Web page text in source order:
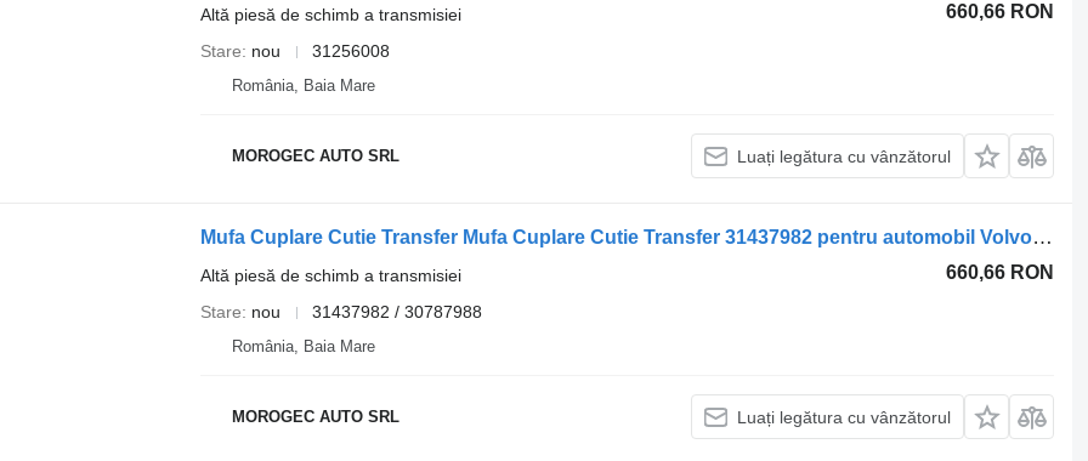
660,66 RON
Altă piesă de schimb a transmisiei
Stare
nou 31256008
România, Baia Mare
MOROGEC AUTO SRL Luați legătura cu vânzătorul
Mufa Cuplare Cutie Transfer Mufa Cuplare Cutie Transfer 31437982 pentru automobil Volvo XC 90
660,66 RON
Altă piesă de schimb a transmisiei
Stare
nou 31437982 / 30787988
România, Baia Mare
MOROGEC AUTO SRL Luați legătura cu vânzătorul